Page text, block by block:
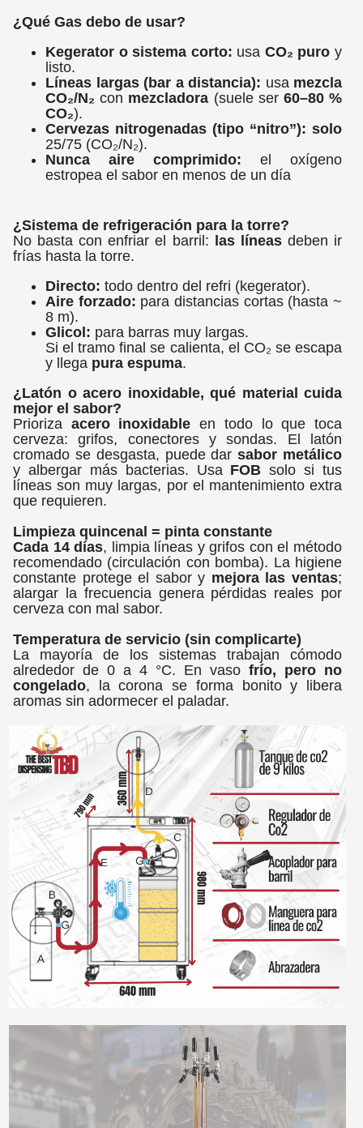
¿Qué Gas debo de usar?
Kegerator o sistema corto: usa CO₂ puro y
listo.
Líneas largas (bar a distancia): usa mezcla
CO₂/N₂ con mezcladora (suele ser 60–80 %
CO₂).
Cervezas nitrogenadas (tipo “nitro”): solo
25/75 (CO₂/N₂).
Nunca aire comprimido: el oxígeno
estropea el sabor en menos de un día
¿Sistema de refrigeración para la torre?
No basta con enfriar el barril: las líneasdeben ir
frías hasta la torre.
Directo: todo dentro del refri (kegerator).
Aire forzado: para distancias cortas (hasta ~
8 m).
Glicol: para barras muy largas.
Si el tramo final se calienta, el CO₂ se escapa
y llega pura espuma.
¿Latón o acero inoxidable, qué material cuida
mejor el sabor?
Prioriza acero inoxidable en todo lo que toca
cerveza: grifos, conectores y sondas. El latón
cromado se desgasta, puede darsabor metálico
y albergar más bacterias. Usa FOB solo si tus
líneas son muy largas, por el mantenimiento extra
que requieren.
Limpieza quincenal = pinta constante
Cada 14 días, limpia líneas y grifos con el método
recomendado (circulación con bomba). La higiene
constante protege el sabor y mejora las ventas;
alargar la frecuencia genera pérdidas reales por
cerveza con mal sabor.
Temperatura de servicio (sin complicarte)
La mayoría de los sistemas trabajan cómodo
alrededor de 0 a 4 °C. En vaso frío, pero no
congelado, la corona se forma bonito y libera
aromas sin adormecer el paladar.